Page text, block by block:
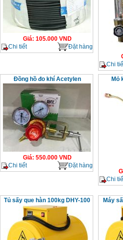
Giá: 105.000VND
Chi tiết
Đặt hàng
Chi
Đồng hồ đo khí Acetylen
Giá: 550.000VND
Chi tiết
Đặt hàng
Mỏ
Chi
Tủ sấy que hàn 100kg DHY-100 Máy